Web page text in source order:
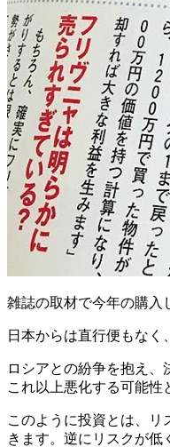
雑誌の取材で今年の購入
日本からは直行便もなく
ロシアとの紛争を抱え、
これ以上悪化する可能性
このように投資とは、
きます。逆にリスクが低